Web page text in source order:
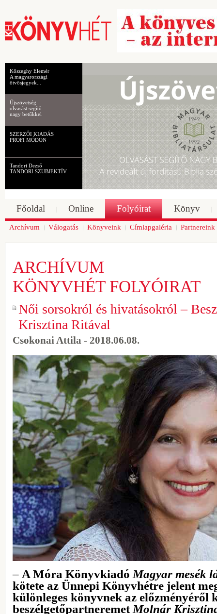
Kőszeghy Elemér
A magyarországi
ötvösjegyek...
Újszövetség
olvasást segítő
nagy betűkkel
SZERZŐI KIADÁS
PROFI MÓDON
Tandori Dezső
TANDORI SZUBJEKTÍV
Főoldal Online Folyóirat Könyv
Archívum Válogatás Könyveink Címlapgaléria Partnereink
ARCHÍVUM
KÖNYVHÉT FOLYÓIRAT
Női sorsokról és hivatásokról –
Krisztina Ritával
Csokonai Attila - 2018.06.08.
‒ A Móra Könyvkiadó Magyar mesék
kötete az Ünnepi Könyvhétre jelent
különleges könyvnek az előzményéről
beszélgetőpartneremet Molnár